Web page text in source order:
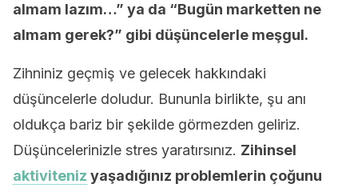
almam lazım…” ya da “Bugün marketten ne
almam gerek?” gibi düşüncelerle meşgul.
Zihniniz geçmiş ve gelecek hakkındaki
düşüncelerle doludur. Bununla birlikte, şu anı
oldukça bariz bir şekilde görmezden geliriz.
Düşüncelerinizle stres yaratırsınız. Zihinsel
aktiviteniz yaşadığınız problemlerin çoğunu